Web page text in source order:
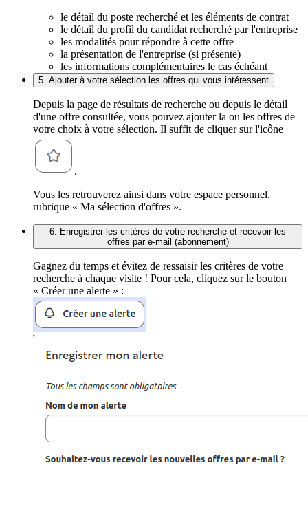
le détail du poste recherché et les éléments de contrat
le détail du profil du candidat recherché par l'entreprise
les modalités pour répondre à cette offre
la présentation de l'entreprise (si présente)
les informations complémentaires le cas échéant
5. Ajouter à votre sélection les offres qui vous intéressent
Depuis la page de résultats de recherche ou depuis le détail
d'une offre consultée, vous pouvez ajouter la ou les offres de
votre choix à votre sélection. Il suffit de cliquer sur l'icône
.
Vous les retrouverez ainsi dans votre espace personnel,
rubrique « Ma sélection d'offres ».
6. Enregistrer les critères de votre recherche et recevoir les
offres par e-mail (abonnement)
Gagnez du temps et évitez de ressaisir les critères de votre
recherche à chaque visite ! Pour cela, cliquez sur le bouton
« Créer une alerte » :